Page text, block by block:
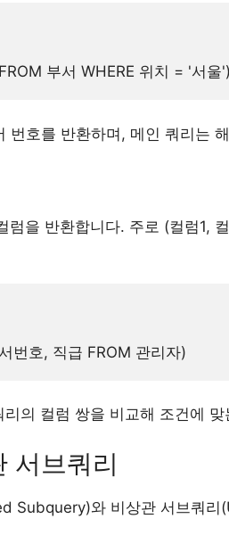
번호를 반환하며, 메인 쿼리는
을 반환합니다. 주로 (컬럼1,
의 컬럼 쌍을 비교해 조건에
서브쿼리
Subquery)와 비상관 서브쿼